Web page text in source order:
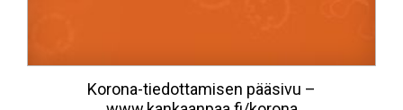
Korona-tiedottamisen pääsivu –